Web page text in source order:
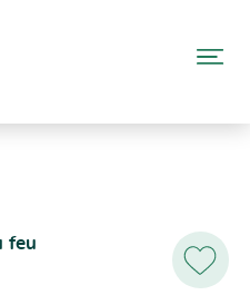
GROOM GRP100
Ajoutez
feu